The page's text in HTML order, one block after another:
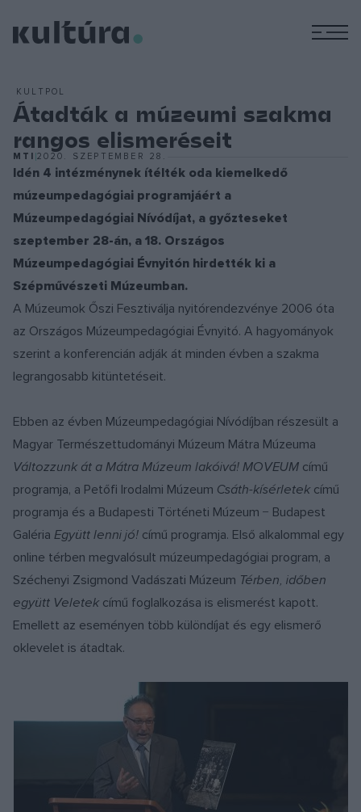
KULTPOL
Átadták a múzeumi szakma
rangos elismeréseit
MTI 2020. SZEPTEMBER 28.
Idén 4 intézménynek ítélték oda kiemelkedő
múzeumpedagógiai programjáért a
Múzeumpedagógiai Nívódíjat, a győzteseket
szeptember 28-án, a 18. Országos
Múzeumpedagógiai Évnyitón hirdették ki a
Szépművészeti Múzeumban.
A Múzeumok Őszi Fesztiválja nyitórendezvénye 2006 óta
az Országos Múzeumpedagógiai Évnyitó. A hagyományok
szerint a konferencián adják át minden évben a szakma
legrangosabb kitüntetéseit.
Ebben az évben Múzeumpedagógiai Nívódíjban részesült a
Magyar Természettudományi Múzeum Mátra Múzeuma
Változzunk át a Mátra Múzeum lakóivá! MOVEUM című
programja, a Petőfi Irodalmi Múzeum Csáth-kísérletek című
programja és a Budapesti Történeti Múzeum − Budapest
Galéria Együtt lenni jó! című programja. Első alkalommal egy
online térben megvalósult múzeumpedagógiai program, a
Széchenyi Zsigmond Vadászati Múzeum Térben, időben
együtt Veletek című foglalkozása is elismerést kapott.
Emellett az eseményen több különdíjat és egy elismerő
oklevelet is átadtak.